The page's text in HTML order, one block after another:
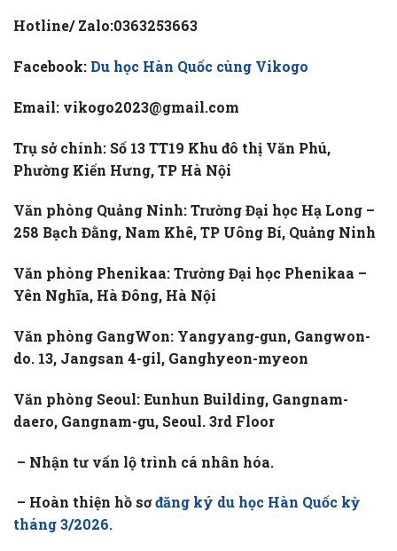
Hotline/ Zalo:0363253663
Facebook: Du học Hàn Quốc cùng Vikogo
Email: vikogo2023@gmail.com
Trụ sở chính: Số 13 TT19 Khu đô thị Văn Phú,
Phường Kiến Hưng, TP Hà Nội
Văn phòng Quảng Ninh: Trường Đại học Hạ Long –
258 Bạch Đằng, Nam Khê, TP Uông Bí, Quảng Ninh
Văn phòng Phenikaa: Trường Đại học Phenikaa –
Yên Nghĩa, Hà Đông, Hà Nội
Văn phòng GangWon: Yangyang-gun, Gangwon-
do. 13, Jangsan 4-gil, Ganghyeon-myeon
Văn phòng Seoul: Eunhun Building, Gangnam-
daero, Gangnam-gu, Seoul. 3rd Floor
– Nhận tư vấn lộ trình cá nhân hóa.
– Hoàn thiện hồ sơđăng ký du học Hàn Quốc kỳ
tháng 3/2026.